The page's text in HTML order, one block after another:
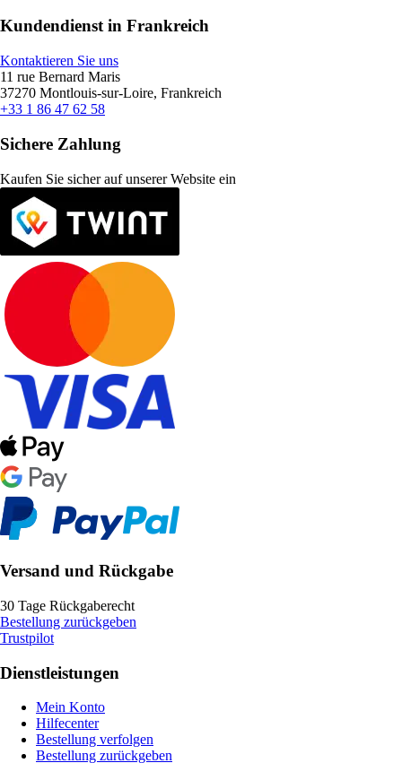
Kundendienst in Frankreich
Kontaktieren Sie uns
11 rue Bernard Maris
37270 Montlouis-sur-Loire, Frankreich
+33 1 86 47 62 58
Sichere Zahlung
Kaufen Sie sicher auf unserer Website ein
Versand und Rückgabe
30 Tage Rückgaberecht
Bestellung zurückgeben
Trustpilot
Dienstleistungen
Mein Konto
Hilfecenter
Bestellung verfolgen
Bestellung zurückgeben